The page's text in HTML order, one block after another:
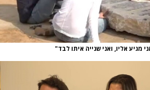
מגיע אליו, ואני שנייה איתו לבד"